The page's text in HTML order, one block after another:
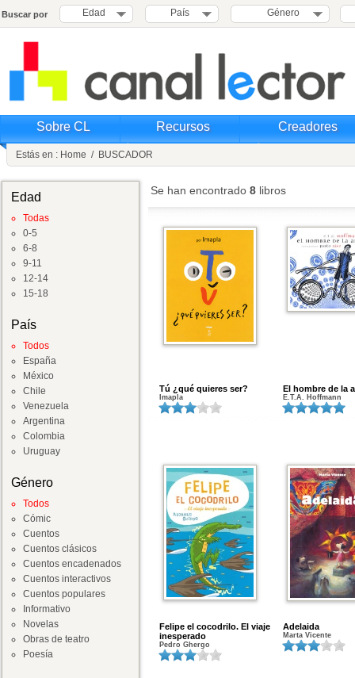
Buscar por Edad País Género
Sobre CL Recursos Creadores
Estás en : Home / BUSCADOR
Edad
Todas
0-5
6-8
9-11
12-14
15-18
País
Todos
España
México
Chile
Venezuela
Argentina
Colombia
Uruguay
Género
Todos
Cómic
Cuentos
Cuentos clásicos
Cuentos encadenados
Cuentos interactivos
Cuentos populares
Informativo
Novelas
Obras de teatro
Poesía
Se han encontrado 8 libros
Tú ¿qué quieres ser?
Imapla
El hombre de la
E.T.A. Hoffmann
Felipe el cocodrilo. El viaje
inesperado
Pedro Ghergo
Adelaida
Marta Vicente